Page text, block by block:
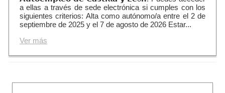
a ellas a través de sede electrónica si cumples con los
siguientes criterios: Alta como autónomo/a entre el 2 de
septiembre de 2025 y el 7 de agosto de 2026 Estar...
Ver más